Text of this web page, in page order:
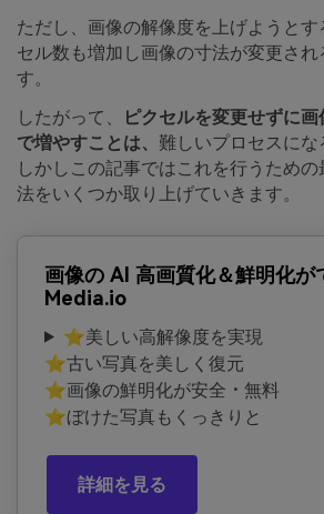
ただし、画像の解像度を上げようとす
セル数も増加し画像の寸法が変更され
す。
したがって、
ピクセルを変更せずに
で増やすことは、 難しいプロセスにな
しかしこの記事ではこれを行うため
法をいくつか取り上げていきます。
画像の AI 高画質化＆鮮明化が
Media.io
⭐美しい高解像度を実現
⭐古い写真を美しく復元
⭐画像の鮮明化が安全・無料
⭐ぼけた写真もくっきりと
詳細を見る